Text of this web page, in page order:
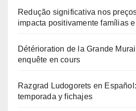
Redução significativa nos
impacta positivamente famílias
Détérioration de la Grande
enquête en cours
Razgrad Ludogorets en
temporada y fichajes